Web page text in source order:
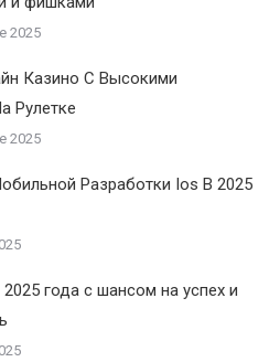
2025
Казино С Высокими
Рулетке
2025
Разработки Ios В 2025
года с шансом на успех и